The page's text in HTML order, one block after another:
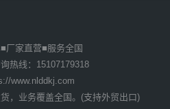
巡逻车3辆已发货
厂家直营■服务全国
热线：15107179318
www.nlddkj.com
，业务覆盖全国。(支持外贸出口)